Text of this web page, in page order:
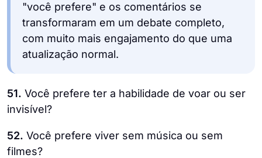
"você prefere" e os comentários se
transformaram em um debate completo,
com muito mais engajamento do que uma
atualização normal.
51. Você prefere ter a habilidade de voar ou ser
invisível?
52. Você prefere viver sem música ou sem
filmes?